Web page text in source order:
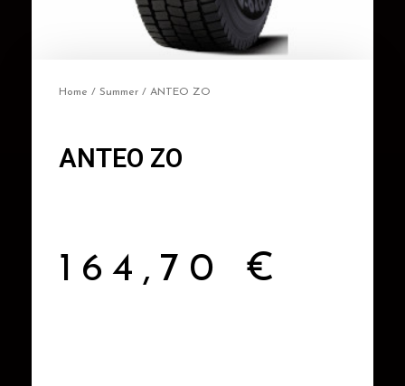
Home / Summer / ANTEO ZO
ANTEO ZO
164,70 €